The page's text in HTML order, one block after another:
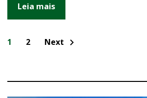
Leia mais
N
e
1 2 Next chevron_right